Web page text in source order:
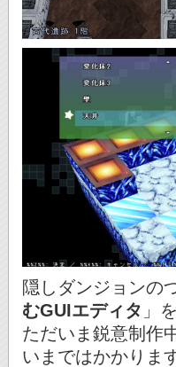
隠しダンジョンの
むGUIエディタ 」
ただいま鋭意制作
いまではかかりま